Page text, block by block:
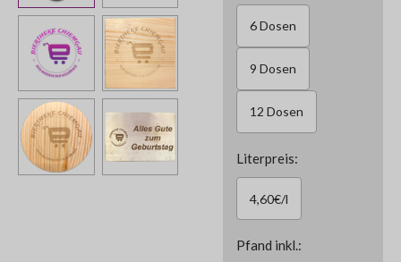
6 Dosen
9 Dosen
12 Dosen
Literpreis:
4,60€/l
Pfand inkl.: